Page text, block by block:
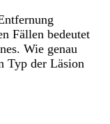
Fällen bedeutet
Wie genau
Typ der Läsion